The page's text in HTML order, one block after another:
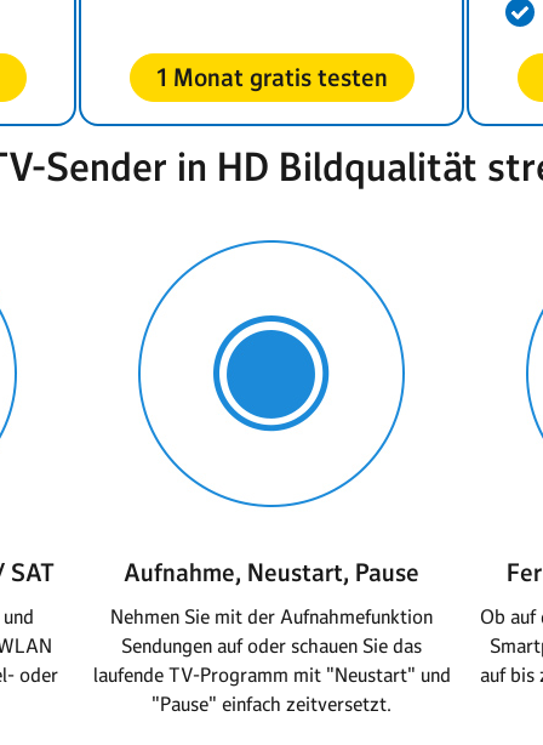
1 Monat gratis testen
Sender in HD Bildqualität
SAT
oder
Aufnahme, Neustart, Pause
Nehmen Sie mit der Aufnahmefunktion
Sendungen auf oder schauen Sie das
laufende TV-Programm mit "Neustart" und
"Pause" einfach zeit­versetzt.
Ob auf
auf bis